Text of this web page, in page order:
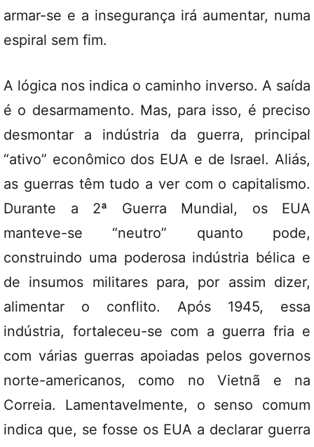
armar-se e a insegurança irá aumentar, numa
espiral sem fim.
A lógica nos indica o caminho inverso. A saída
é o desarmamento. Mas, para isso, é preciso
desmontar a indústria da guerra, principal
“ativo” econômico dos EUA e de Israel. Aliás,
as guerras têm tudo a ver com o capitalismo.
Durante a 2ª Guerra Mundial, os EUA
manteve-se “neutro” quanto pode,
construindo uma poderosa indústria bélica e
de insumos militares para, por assim dizer,
alimentar o conflito. Após 1945, essa
indústria, fortaleceu-se com a guerra fria e
com várias guerras apoiadas pelos governos
norte-americanos, como no Vietnã e na
Correia. Lamentavelmente, o senso comum
indica que, se fosse os EUA a declarar guerra